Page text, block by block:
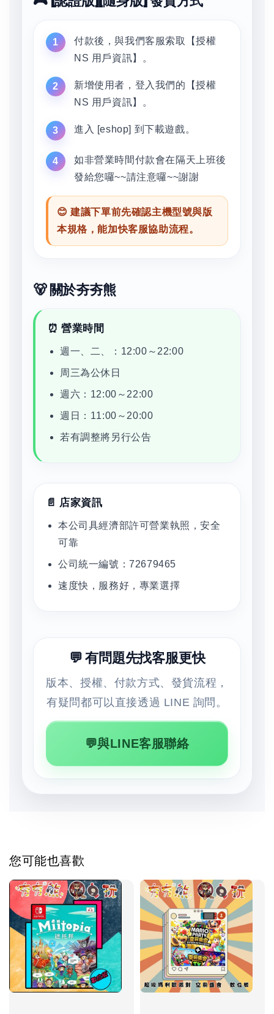
付款後，與我們客服索取【授權
NS 用戶資訊】。
新增使用者，登入我們的【授權
NS 用戶資訊】。
進入 [eshop] 到下載遊戲。
如非營業時間付款會在隔天上班後
發給您囉~~請注意囉~~謝謝
😊 建議下單前先確認主機型號與版
本規格，能加快客服協助流程。
🐻 關於夯夯熊
⏰ 營業時間
週一、二、：12:00～22:00
周三為公休日
週六：12:00～22:00
週日：11:00～20:00
若有調整將另行公告
📄 店家資訊
本公司具經濟部許可營業執照，安全
可靠
公司統一編號：72679465
速度快，服務好，專業選擇
💬 有問題先找客服更快
版本、授權、付款方式、發貨流程，
有疑問都可以直接透過 LINE 詢問。
💬與LINE客服聯絡
您可能也喜歡